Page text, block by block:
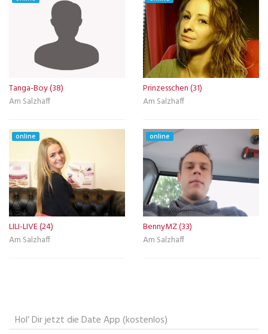
Tanga-Boy (38)
Am Salzhaff
Prinzesschen (31)
Am Salzhaff
online
LILI-LIVE (24)
Am Salzhaff
online
BennyMZ (33)
Am Salzhaff
Hol‘ Dir jetzt die Date App (kostenlos)